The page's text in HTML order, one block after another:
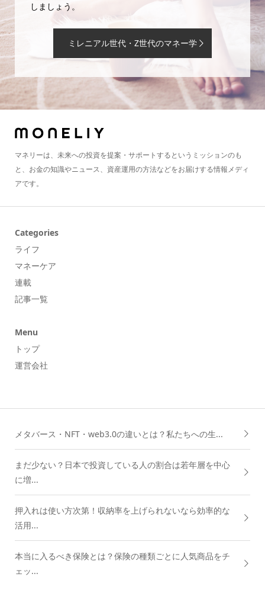
しましょう。
ミレニアル世代・Z世代のマネー学
マネリーは、未来への投資を提案・サポートするというミッションのも
と、お金の知識やニュース、資産運用の方法などをお届けする情報メディ
アです。
Categories
ライフ
マネーケア
連載
記事一覧
Menu
トップ
運営会社
メタバース・NFT・web3.0の違いとは？私たちへの生...
まだ少ない？日本で投資している人の割合は若年層を中心
に増...
押入れは使い方次第！収納率を上げられないなら効率的な
活用...
本当に入るべき保険とは？保険の種類ごとに人気商品をチ
ェッ...